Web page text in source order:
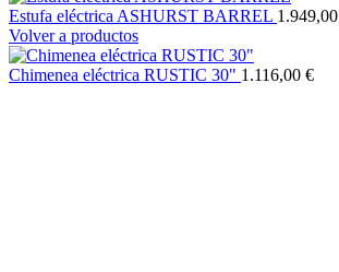
Estufa eléctrica ASHURST BARREL 1.949,00
Volver a productos
Chimenea eléctrica RUSTIC 30" 1.116,00 €